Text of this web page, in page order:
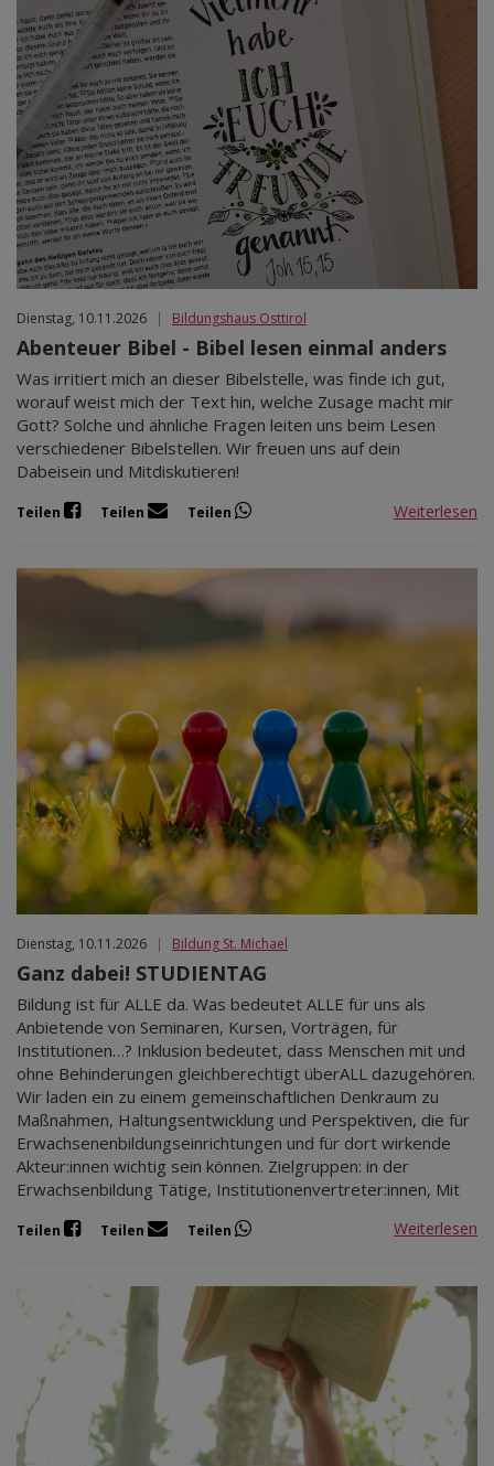
Dienstag, 10.11.2026 | Bildungshaus Osttirol
Abenteuer Bibel - Bibel lesen einmal anders
Was irritiert mich an dieser Bibelstelle, was finde ich gut,
worauf weist mich der Text hin, welche Zusage macht mir
Gott? Solche und ähnliche Fragen leiten uns beim Lesen
verschiedener Bibelstellen. Wir freuen uns auf dein
Dabeisein und Mitdiskutieren!
Teilen Teilen Teilen Weiterlesen
Dienstag, 10.11.2026 | Bildung St. Michael
Ganz dabei! STUDIENTAG
Bildung ist für ALLE da. Was bedeutet ALLE für uns als
Anbietende von Seminaren, Kursen, Vorträgen, für
Institutionen…? Inklusion bedeutet, dass Menschen mit und
ohne Behinderungen gleichberechtigt überALL dazugehören.
Wir laden ein zu einem gemeinschaftlichen Denkraum zu
Maßnahmen, Haltungsentwicklung und Perspektiven, die für
Erwachsenenbildungseinrichtungen und für dort wirkende
Akteur:innen wichtig sein können. Zielgruppen: in der
Erwachsenbildung Tätige, Institutionenvertreter:innen, Mit
Teilen Teilen Teilen Weiterlesen